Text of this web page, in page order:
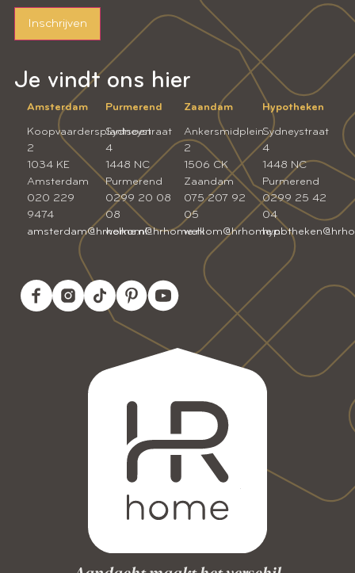
Je vindt ons hier
Amsterdam
Koopvaardersplantsoen
2
1034 KE
Amsterdam
020 229
9474
amsterdam@hrhome.nl
Purmerend
Sydneystraat
4
1448 NC
Purmerend
0299 20 08
08
welkom@hrhome.nl
Zaandam
Ankersmidplein
2
1506 CK
Zaandam
075 207 92
05
welkom@hrhome.nl
Hypotheken
Sydneystraat
4
1448 NC
Purmerend
0299 25 42
04
Inschrijven